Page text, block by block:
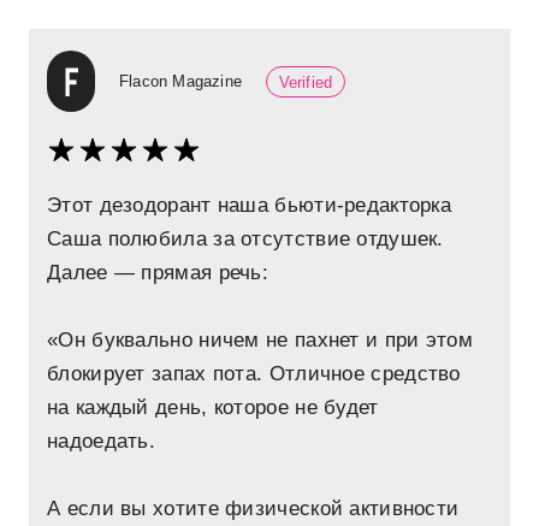
Flacon Magazine Verified
Этот дезодорант наша бьюти-редакторка
Саша полюбила за отсутствие отдушек.
Далее — прямая речь:
«Он буквально ничем не пахнет и при этом
блокирует запах пота. Отличное средство
на каждый день, которое не будет
надоедать.
А если вы хотите физической активности